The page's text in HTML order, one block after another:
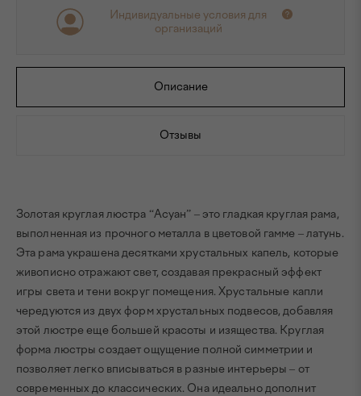
Индивидуальные условия для
организаций
Описание
Отзывы
Золотая круглая люстра “Асуан” – это гладкая круглая рама,
выполненная из прочного металла в цветовой гамме – латунь.
Эта рама украшена десятками хрустальных капель, которые
живописно отражают свет, создавая прекрасный эффект
игры света и тени вокруг помещения. Хрустальные капли
чередуются из двух форм хрустальных подвесов, добавляя
этой люстре еще большей красоты и изящества. Круглая
форма люстры создает ощущение полной симметрии и
позволяет легко вписываться в разные интерьеры – от
современных до классических. Она идеально дополнит